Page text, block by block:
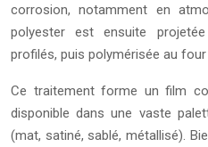
corrosion, notamment en
polyester est ensuite
profilés, puis polymérisée au
Ce traitement forme un film
disponible dans une vaste
(mat, satiné, sablé, métallisé).